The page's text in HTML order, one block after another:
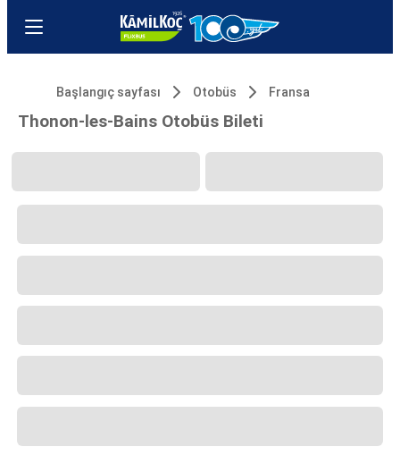
Başlangıç sayfası Otobüs Fransa
Thonon-les-Bains Otobüs Bileti